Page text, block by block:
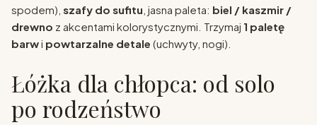
spodem), szafy do sufitu , jasna paleta: biel / kaszmir /
drewno z akcentami kolorystycznymi. Trzymaj 1 paletę
barwi powtarzalne detale (uchwyty, nogi).
Łóżka dla chłopca: od solo
po rodzeństwo